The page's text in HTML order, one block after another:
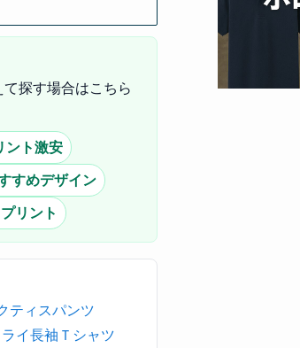
探す場合はこちら
ント激安
すめデザイン
リント
ティスパンツ
イ長袖Ｔシャツ